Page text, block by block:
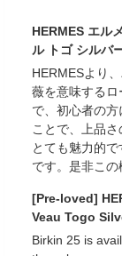
HERMES エル
ル トゴ シルバ
HERMESより
薇を意味するロ
で、初心者の
ことで、上品
とても魅力的
です。是非こ
[Pre-loved]
Veau Togo
Birkin 25 is